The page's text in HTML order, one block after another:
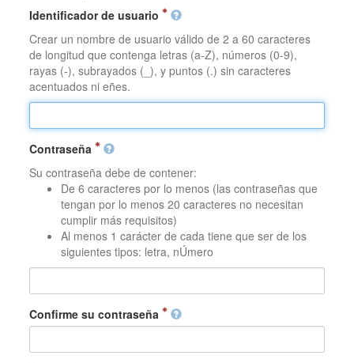
Identificador de usuario
Crear un nombre de usuario válido de 2 a 60 caracteres
de longitud que contenga letras (a-Z), números (0-9),
rayas (-), subrayados (_), y puntos (.) sin caracteres
acentuados ni eñes.
Contraseña
Su contraseña debe de contener:
De 6 caracteres por lo menos (las contraseñas que
tengan por lo menos 20 caracteres no necesitan
cumplir más requisitos)
Al menos 1 carácter de cada tiene que ser de los
siguientes tipos: letra, nÚmero
Confirme su contraseña